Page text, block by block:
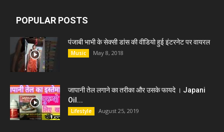
POPULAR POSTS
पंजाबी भाभी के सेक्सी डांस की वीडियो हुई इंटरनेट पर वायरल
Music May 8, 2018
जापानी तेल लगाने का तरीका और उसके फायदे । Japani
Oil...
Lifestyle August 25, 2019